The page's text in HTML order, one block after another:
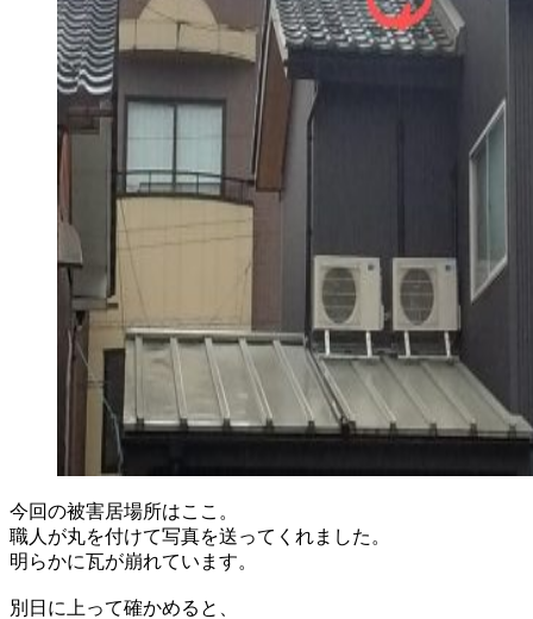
今回の被害居場所はここ。
職人が丸を付けて写真を送ってくれました。
明らかに瓦が崩れています。
別日に上って確かめると、